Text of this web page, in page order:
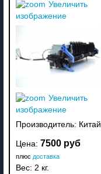
Увеличить
изображение
Увеличить
изображение
Производитель: Китай
Цена: 7500 руб
плюс доставка
Вес: 2 кг.